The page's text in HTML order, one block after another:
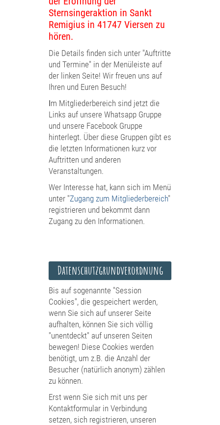
Sternsingeraktion in Sankt
Remigius in 41747 Viersen zu
hören.
Die Details finden sich unter "Auftritte
und Termine" in der Menüleiste auf
der linken Seite! Wir freuen uns auf
Ihren und Euren Besuch!
Im Mitgliederbereich sind jetzt die
Links auf unsere Whatsapp Gruppe
und unsere Facebook Gruppe
hinterlegt. Über diese Gruppen gibt es
die letzten Informationen kurz vor
Auftritten und anderen
Veranstaltungen.
Wer Interesse hat, kann sich im Menü
unter "Zugang zum Mitgliederbereich"
registrieren und bekommt dann
Zugang zu den Informationen.
Datenschutzgrundverordnung
Bis auf sogenannte "Session
Cookies", die gespeichert werden,
wenn Sie sich auf unserer Seite
aufhalten, können Sie sich völlig
"unentdeckt" auf unseren Seiten
bewegen! Diese Cookies werden
benötigt, um z.B. die Anzahl der
Besucher (natürlich anonym) zählen
zu können.
Erst wenn Sie sich mit uns per
Kontaktformular in Verbindung
setzen, sich registrieren, unseren